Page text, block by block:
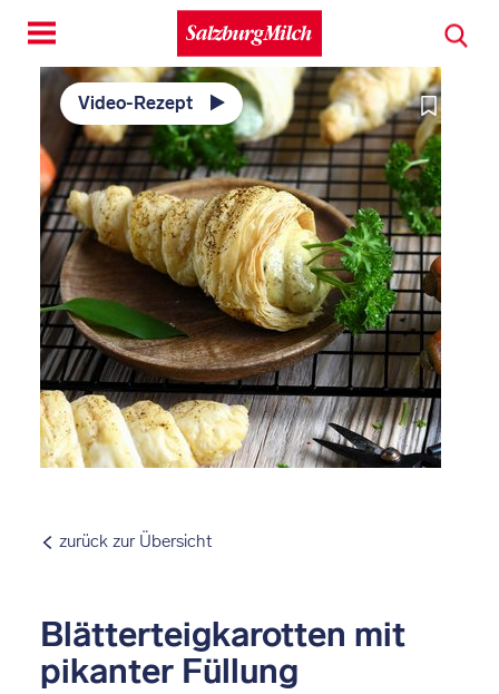
Toggle
navigation
Video-Rezept
zurück zur Übersicht
Blätterteigkarotten mit
pikanter Füllung